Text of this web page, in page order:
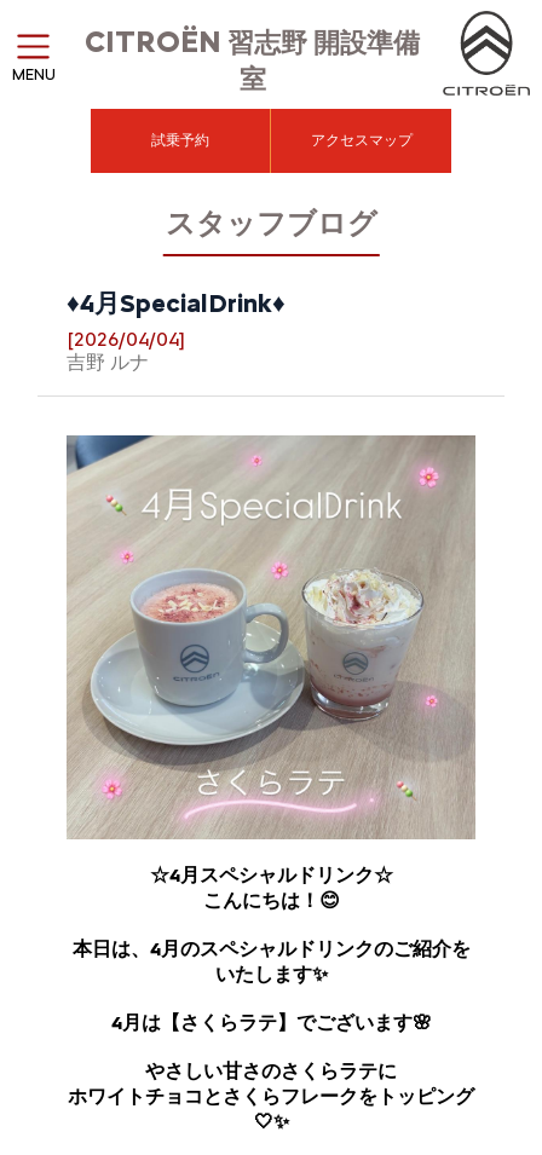
CITROËN 習志野 開設準備
室
MENU
試乗予約 アクセスマップ
スタッフブログ
♦4月SpecialDrink♦
[2026/04/04]
吉野 ルナ
☆4月スペシャルドリンク☆
こんにちは！😊
本日は、4月のスペシャルドリンクのご紹介を
いたします✨
4月は【さくらラテ】でございます🌸
やさしい甘さのさくらラテに
ホワイトチョコとさくらフレークをトッピング
🤍✨